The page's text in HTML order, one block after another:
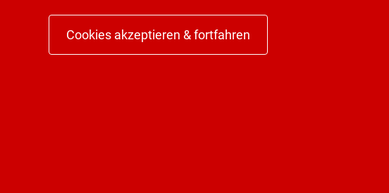
Cookies akzeptieren & fortfahren